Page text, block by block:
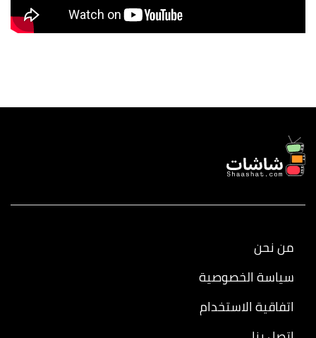
من نحن
سياسة الخصوصية
اتفاقية الاستخدام